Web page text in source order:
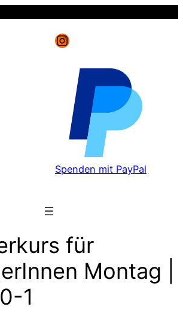
Instagram
Spenden mit PayPal
für
Montag |
1